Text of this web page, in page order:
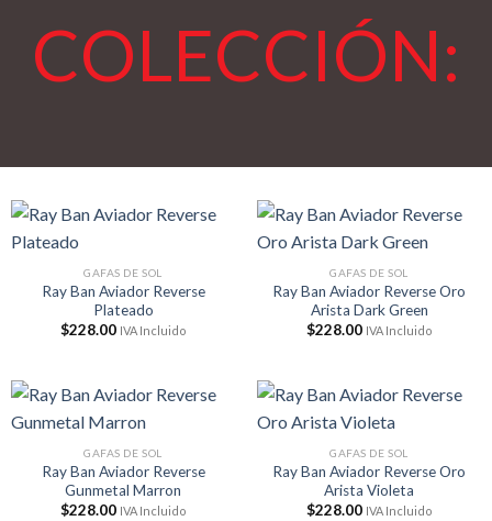
COLECCIÓN:
GAFAS DE SOL
Ray Ban Aviador Reverse
Plateado
$228.00 IVA Incluido
GAFAS DE SOL
Ray Ban Aviador Reverse Oro
Arista Dark Green
$228.00 IVA Incluido
GAFAS DE SOL
Ray Ban Aviador Reverse
Gunmetal Marron
$228.00 IVA Incluido
GAFAS DE SOL
Ray Ban Aviador Reverse Oro
Arista Violeta
$228.00 IVA Incluido